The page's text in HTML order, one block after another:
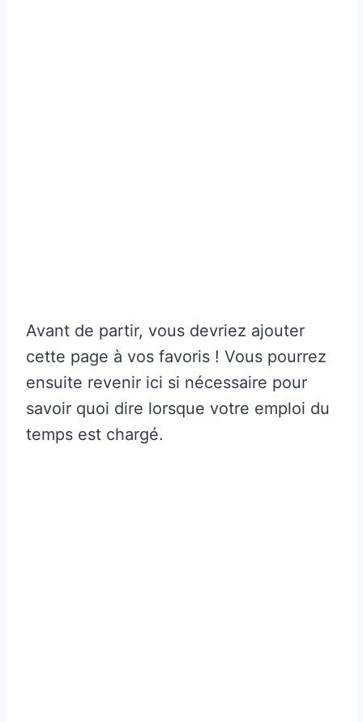
Avant de partir, vous devriez ajouter
cette page à vos favoris ! Vous pourrez
ensuite revenir ici si nécessaire pour
savoir quoi dire lorsque votre emploi du
temps est chargé.